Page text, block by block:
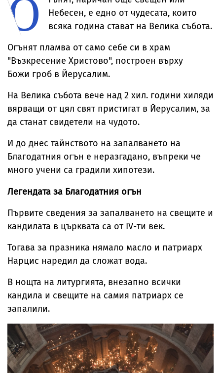
О
Небесен, е едно от чудесата, които
всяка година стават на Велика събота.
Огънят пламва от само себе си в храм
"Възкресение Христово", построен върху
Божи гроб в Йерусалим.
На Велика събота вече над 2 хил. години хиляди
вярващи от цял свят пристигат в Йерусалим, за
да станат свидетели на чудото.
И до днес тайнството на запалването на
Благодатния огън е неразгадано, въпреки че
много учени са градили хипотези.
Легендата за Благодатния огън
Първите сведения за запалването на свещите и
кандилата в църквата са от IV-ти век.
Тогава за празника нямало масло и патриарх
Нарцис наредил да сложат вода.
В нощта на литургията, внезапно всички
кандила и свещите на самия патриарх се
запалили.